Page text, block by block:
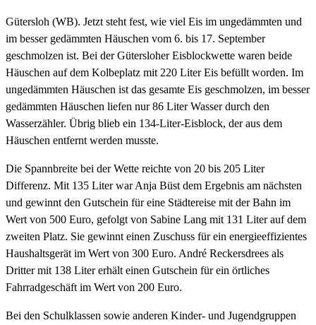
Gütersloh (WB). Jetzt steht fest, wie viel Eis im ungedämmten und
im besser gedämmten Häuschen vom 6. bis 17. September
geschmolzen ist. Bei der Gütersloher Eisblockwette waren beide
Häuschen auf dem Kolbeplatz mit 220 Liter Eis befüllt worden. Im
ungedämmten Häuschen ist das gesamte Eis geschmolzen, im besser
gedämmten Häuschen liefen nur 86 Liter Wasser durch den
Wasserzähler. Übrig blieb ein 134-Liter-Eisblock, der aus dem
Häuschen entfernt werden musste.
Die Spannbreite bei der Wette reichte von 20 bis 205 Liter
Differenz. Mit 135 Liter war Anja Büst dem Ergebnis am nächsten
und gewinnt den Gutschein für eine Städtereise mit der Bahn im
Wert von 500 Euro, gefolgt von Sabine Lang mit 131 Liter auf dem
zweiten Platz. Sie gewinnt einen Zuschuss für ein energieeffizientes
Haushaltsgerät im Wert von 300 Euro. André Reckersdrees als
Dritter mit 138 Liter erhält einen Gutschein für ein örtliches
Fahrradgeschäft im Wert von 200 Euro.
Bei den Schulklassen sowie anderen Kinder- und Jugendgruppen